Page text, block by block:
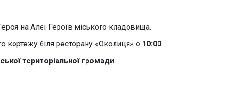
на Алеї Героїв міського кладовища.
кортежу біля ресторану «Околиця» о 10:00.
територіальної громади.